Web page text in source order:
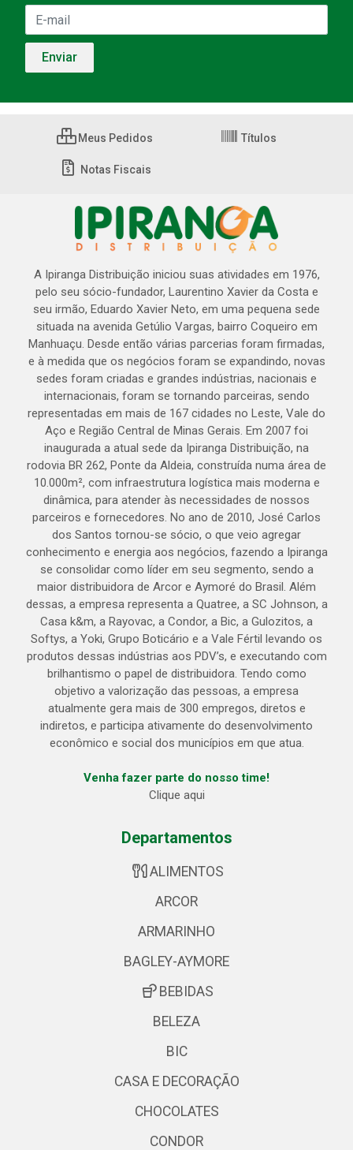
Meus Pedidos Títulos
Notas Fiscais
A Ipiranga Distribuição iniciou suas atividades em 1976,
pelo seu sócio-fundador, Laurentino Xavier da Costa e
seu irmão, Eduardo Xavier Neto, em uma pequena sede
situada na avenida Getúlio Vargas, bairro Coqueiro em
Manhuaçu. Desde então várias parcerias foram firmadas,
e à medida que os negócios foram se expandindo, novas
sedes foram criadas e grandes indústrias, nacionais e
internacionais, foram se tornando parceiras, sendo
representadas em mais de 167 cidades no Leste, Vale do
Aço e Região Central de Minas Gerais. Em 2007 foi
inaugurada a atual sede da Ipiranga Distribuição, na
rodovia BR 262, Ponte da Aldeia, construída numa área de
10.000m², com infraestrutura logística mais moderna e
dinâmica, para atender às necessidades de nossos
parceiros e fornecedores. No ano de 2010, José Carlos
dos Santos tornou-se sócio, o que veio agregar
conhecimento e energia aos negócios, fazendo a Ipiranga
se consolidar como líder em seu segmento, sendo a
maior distribuidora de Arcor e Aymoré do Brasil. Além
dessas, a empresa representa a Quatree, a SC Johnson, a
Casa k&m, a Rayovac, a Condor, a Bic, a Gulozitos, a
Softys, a Yoki, Grupo Boticário e a Vale Fértil levando os
produtos dessas indústrias aos PDV’s, e executando com
brilhantismo o papel de distribuidora. Tendo como
objetivo a valorização das pessoas, a empresa
atualmente gera mais de 300 empregos, diretos e
indiretos, e participa ativamente do desenvolvimento
econômico e social dos municípios em que atua.
Venha fazer parte do nosso time!
Clique aqui
Departamentos
ALIMENTOS
ARCOR
ARMARINHO
BAGLEY-AYMORE
BEBIDAS
BELEZA
BIC
CASA E DECORAÇÃO
CHOCOLATES
CONDOR